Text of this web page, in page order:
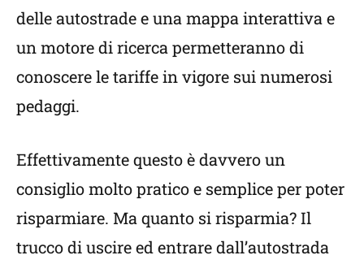
delle autostrade e una mappa interattiva e
un motore di ricerca permetteranno di
conoscere le tariffe in vigore sui numerosi
pedaggi.
Effettivamente questo è davvero un
consiglio molto pratico e semplice per poter
risparmiare. Ma quanto si risparmia? Il
trucco di uscire ed entrare dall’autostrada